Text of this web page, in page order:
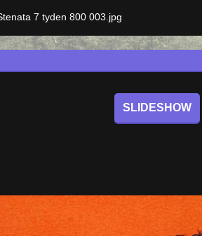
7 tyden 800 003.jpg
SLIDESHOW